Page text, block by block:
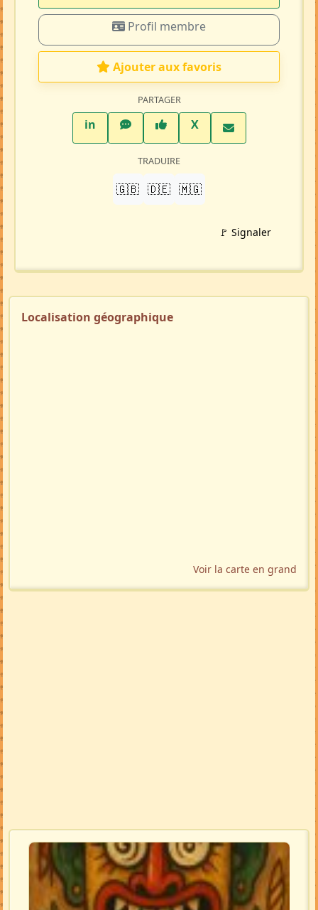
Profil membre
Ajouter aux favoris
PARTAGER
inLinkedInWhatsAppFacebook
XTwitter X
TRADUIRE
🇬🇧 🇩🇪 🇲🇬
🚩 Signaler
Localisation géographique
Voir la carte en grand